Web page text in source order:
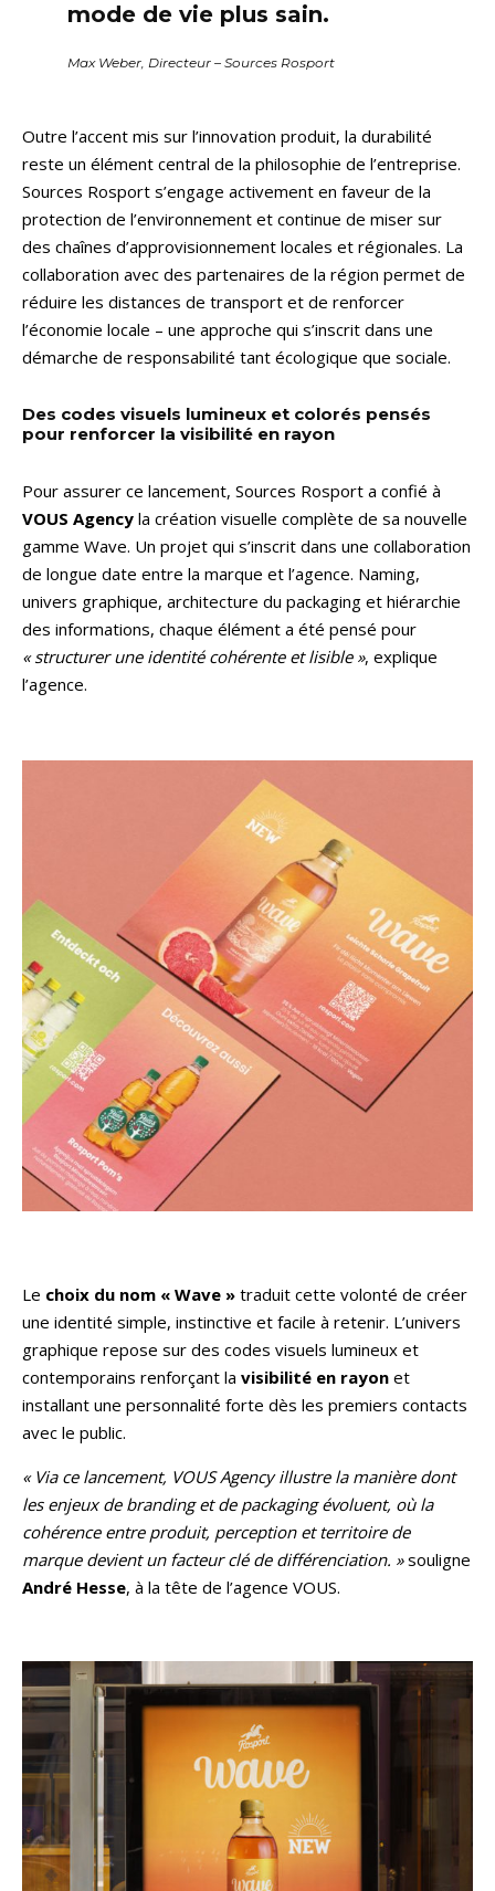
mode de vie plus sain.
Max Weber, Directeur – Sources Rosport
Outre l’accent mis sur l’innovation produit, la durabilité
reste un élément central de la philosophie de l’entreprise.
Sources Rosport s’engage activement en faveur de la
protection de l’environnement et continue de miser sur
des chaînes d’approvisionnement locales et régionales. La
collaboration avec des partenaires de la région permet de
réduire les distances de transport et de renforcer
l’économie locale – une approche qui s’inscrit dans une
démarche de responsabilité tant écologique que sociale.
Des codes visuels lumineux et colorés pensés
pour renforcer la visibilité en rayon
Pour assurer ce lancement, Sources Rosport a confié à
VOUS Agency la création visuelle complète de sa nouvelle
gamme Wave. Un projet qui s’inscrit dans une collaboration
de longue date entre la marque et l’agence. Naming,
univers graphique, architecture du packaging et hiérarchie
des informations, chaque élément a été pensé pour
« structurer une identité cohérente et lisible », explique
l’agence.
Le choix du nom « Wave » traduit cette volonté de créer
une identité simple, instinctive et facile à retenir. L’univers
graphique repose sur des codes visuels lumineux et
contemporains renforçant la visibilité en rayon et
installant une personnalité forte dès les premiers contacts
avec le public.
« Via ce lancement, VOUS Agency illustre la manière dont
les enjeux de branding et de packaging évoluent, où la
cohérence entre produit, perception et territoire de
marque devient un facteur clé de différenciation. »souligne
André Hesse, à la tête de l’agence VOUS.